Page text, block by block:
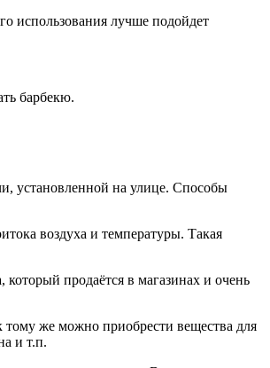
использования лучше подойдет
барбекю.
установленной на улице. Способы
воздуха и температуры. Такая
продаётся в магазинах и очень
тому же можно приобрести вещества для
и т.п.